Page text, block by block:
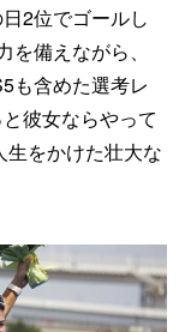
2位でゴールし
備えながら、
も含めた選考レ
彼女ならやって
生をかけた壮大な